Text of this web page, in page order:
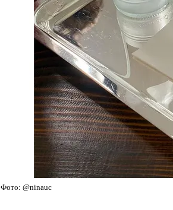
Фото: @ninauc